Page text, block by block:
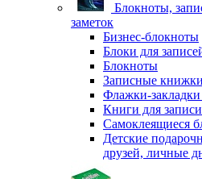
Блокноты,
заметок
Бизнес-блокноты
Блоки для
Блокноты
Записные книжки
Флажки-
Книги для
Самоклеящиеся
Детские
друзей, личные